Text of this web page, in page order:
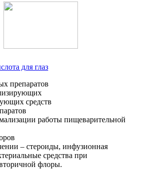
для глаз
препаратов
средств
работы пищеварительной
– стероиды, инфузионная
средства при
флоры.